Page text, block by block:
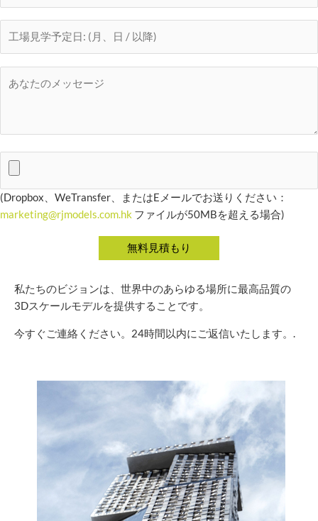
(Dropbox、WeTransfer、またはEメールでお送りください：
marketing@rjmodels.com.hk ファイルが50MBを超える場合)
私たちのビジョンは、世界中のあらゆる場所に最高品質の
3Dスケールモデルを提供することです。
今すぐご連絡ください。24時間以内にご返信いたします。.